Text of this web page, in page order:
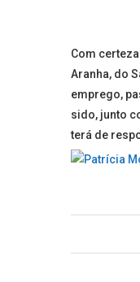
Com
Aranha, do
emprego,
sido, junto
terá de